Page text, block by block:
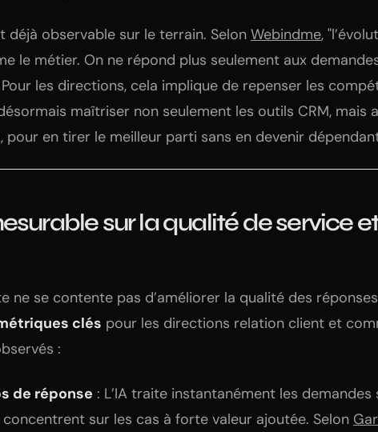
observable sur le terrain. Selon Webindme,
le métier. On ne répond plus seulement aux
les directions, cela implique de repenser les
maîtriser non seulement les outils CRM, mais
pour en tirer le meilleur parti sans en devenir
sur la qualité de service
ne se contente pas d’améliorer la qualité des
clés pour les directions relation client et
:
de réponse : L’IA traite instantanément les demandes
sur les cas à forte valeur ajoutée. Selon